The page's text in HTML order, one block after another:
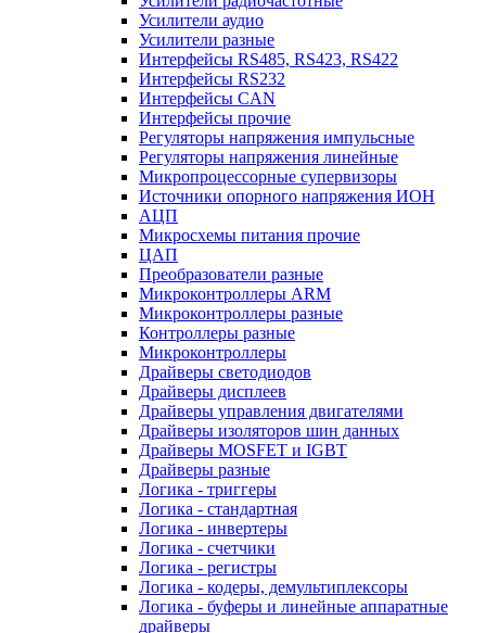
Усилители аудио
Усилители разные
Интерфейсы RS485, RS423, RS422
Интерфейсы RS232
Интерфейсы CAN
Интерфейсы прочие
Регуляторы напряжения импульсные
Регуляторы напряжения линейные
Микропроцессорные супервизоры
Источники опорного напряжения ИОН
АЦП
Микросхемы питания прочие
ЦАП
Преобразователи разные
Микроконтроллеры ARM
Микроконтроллеры разные
Контроллеры разные
Микроконтроллеры
Драйверы светодиодов
Драйверы дисплеев
Драйверы управления двигателями
Драйверы изоляторов шин данных
Драйверы MOSFET и IGBT
Драйверы разные
Логика - триггеры
Логика - стандартная
Логика - инвертеры
Логика - счетчики
Логика - регистры
Логика - кодеры, демультиплексоры
Логика - буферы и линейные аппаратные
драйверы